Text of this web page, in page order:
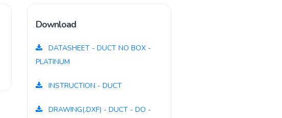
Download
DATASHEET - DUCT NO BOX -
PLATINUM
INSTRUCTION - DUCT
DRAWING(.DXF) - DUCT - DO -